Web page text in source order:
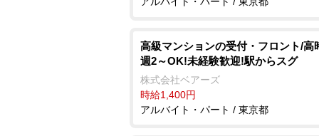
高級マンションの受付・フロント/高
週2～OK!未経験歓迎!駅からスグ
株式会社ベアーズ
時給1,400円
アルバイト・パート / 東京都